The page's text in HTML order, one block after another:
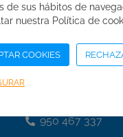
de contacto
950 467 337
de sus hábitos de
nuestra Política de
COOKIES